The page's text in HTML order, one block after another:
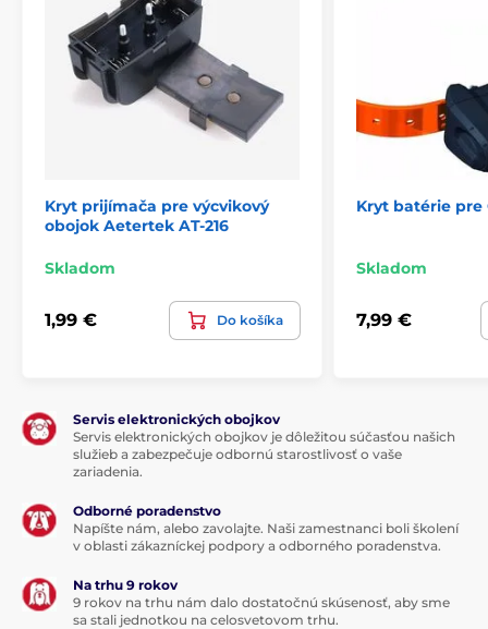
Produkt je zaradený v kategóriách
Príslušenstvo výcvikové obojky
Kryt prijímača pre výcvikový
obojok Aetertek AT-216
Skladom
1,99 € Do košíka
Kryt batérie pre
Skladom
7,99 €
Servis elektronických obojkov
Servis elektronických obojkov je dôležitou súčasťou našich
služieb a zabezpečuje odbornú starostlivosť o vaše
zariadenia.
Odborné poradenstvo
Napíšte nám, alebo zavolajte. Naši zamestnanci boli školení
v oblasti zákazníckej podpory a odborného poradenstva.
Na trhu 9 rokov
9 rokov na trhu nám dalo dostatočnú skúsenosť, aby sme
sa stali jednotkou na celosvetovom trhu.